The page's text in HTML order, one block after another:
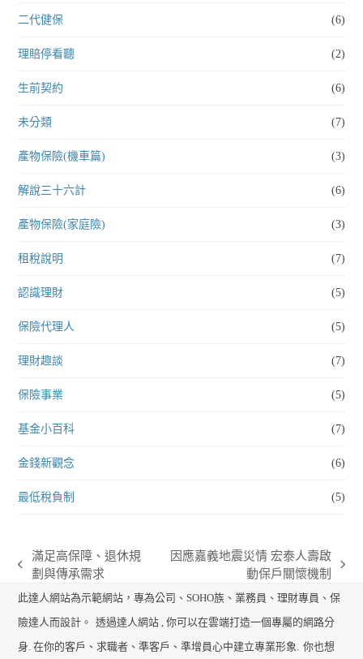
二代健保 (6)
理賠停看聽 (2)
生前契約 (6)
未分類 (7)
產物保險(機車篇) (3)
解說三十六計 (6)
產物保險(家庭險) (3)
租稅說明 (7)
認識理財 (5)
保險代理人 (5)
理財趣談 (7)
保險事業 (5)
基金小百科 (7)
金錢新觀念 (6)
最低稅負制 (5)
previous
post:
滿足高保障、退休規
劃與傳承需求
因應嘉義地震災情 宏泰人壽啟
動保戶關懷機制
此達人網站為示範網站，專為公司、SOHO族、業務員、理財專員、保
險達人而設計。
透過達人網站 , 你可以在雲端打造一個專屬的網路分
身. 在你的客戶、求職者、準客戶、準增員心中建立專業形象.
你也想